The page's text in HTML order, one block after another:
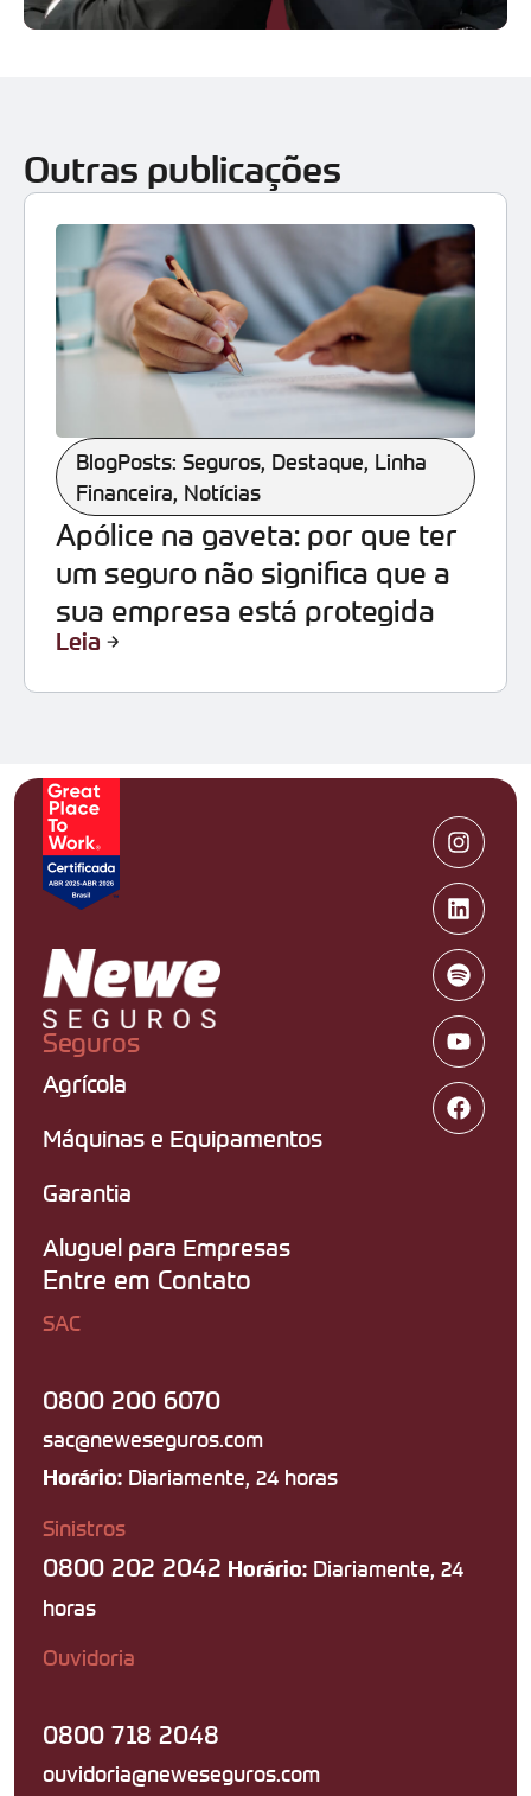
Outras publicações
BlogPosts: Seguros, Destaque, Linha
Financeira, Notícias
Apólice na gaveta: por que ter
um seguro não significa que a
sua empresa está protegida
Leia
Seguros
Agrícola
Máquinas e Equipamentos
Garantia
Aluguel para Empresas
Entre em Contato
SAC
0800 200 6070
sac@neweseguros.com
Horário: Diariamente, 24 horas
Sinistros
0800 202 2042 Horário: Diariamente, 24
horas
Ouvidoria
0800 718 2048
ouvidoria@neweseguros.com